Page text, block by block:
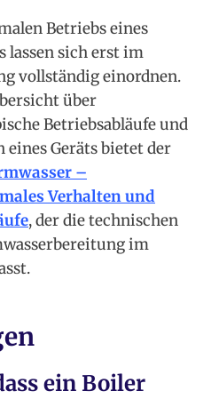
Betriebs eines
lassen sich erst im
vollständig einordnen.
über
Betriebsabläufe und
eines Geräts bietet der
–
Verhalten und
, der die technischen
im
ein Boiler